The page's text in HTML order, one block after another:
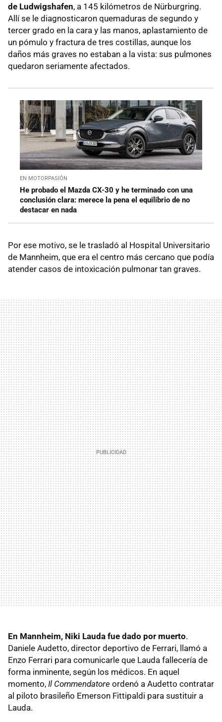
de Ludwigshafen, a 145 kilómetros de Nürburgring.
Allí se le diagnosticaron quemaduras de segundo y
tercer grado en la cara y las manos, aplastamiento de
un pómulo y fractura de tres costillas, aunque los
daños más graves no estaban a la vista: sus pulmones
quedaron seriamente afectados.
EN MOTORPASIÓN
He probado el Mazda CX-30 y he terminado con una
conclusión clara: merece la pena el equilibrio de no
destacar en nada
Por ese motivo, se le trasladó al Hospital Universitario
de Mannheim, que era el centro más cercano que podía
atender casos de intoxicación pulmonar tan graves.
En Mannheim, Niki Lauda fue dado por muerto.
Daniele Audetto, director deportivo de Ferrari, llamó a
Enzo Ferrari para comunicarle que Lauda fallecería de
forma inminente, según los médicos. En aquel
momento, Il Commendatore ordenó a Audetto contratar
al piloto brasileño Emerson Fittipaldi para sustituir a
Lauda.